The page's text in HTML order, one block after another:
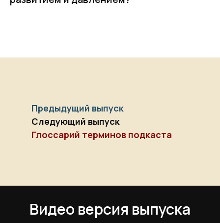
Предыдущий выпуск
Следующий выпуск
Глоссарий терминов подкаста
Видео версия выпуска